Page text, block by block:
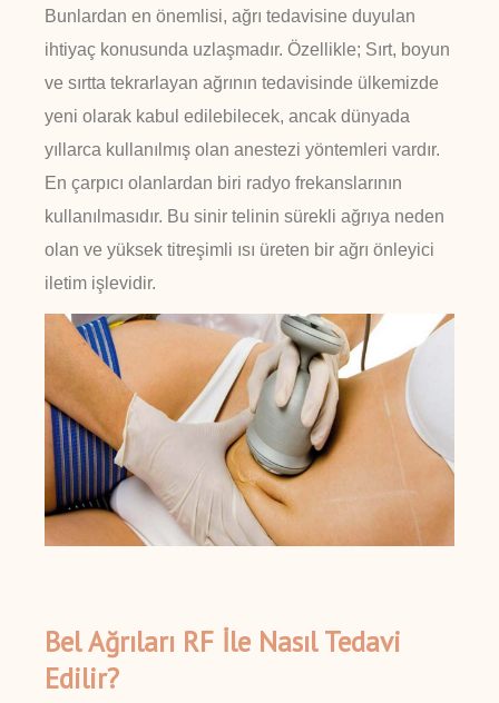
Bunlardan en önemlisi, ağrı tedavisine duyulan
ihtiyaç konusunda uzlaşmadır. Özellikle; Sırt, boyun
ve sırtta tekrarlayan ağrının tedavisinde ülkemizde
yeni olarak kabul edilebilecek, ancak dünyada
yıllarca kullanılmış olan anestezi yöntemleri vardır.
En çarpıcı olanlardan biri radyo frekanslarının
kullanılmasıdır. Bu sinir telinin sürekli ağrıya neden
olan ve yüksek titreşimli ısı üreten bir ağrı önleyici
iletim işlevidir.
Bel Ağrıları RF İle Nasıl Tedavi
Edilir?